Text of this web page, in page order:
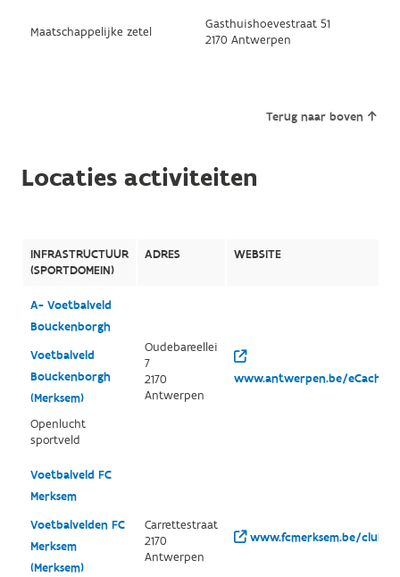
Maatschappelijke zetel
Gasthuishoevestraat 51
2170 Antwerpen
Terug naar boven
Locaties activiteiten
INFRASTRUCTUUR
(SPORTDOMEIN)
ADRES WEBSITE
A- Voetbalveld
Bouckenborgh
Voetbalveld
Bouckenborgh
(Merksem)
Openlucht
sportveld
Oudebareellei
7
2170
Antwerpen
www.antwerpen.be/eCache/
Voetbalveld FC
Merksem
Voetbalvelden FC
Merksem
(Merksem)
Carrettestraat
2170
Antwerpen
www.fcmerksem.be/